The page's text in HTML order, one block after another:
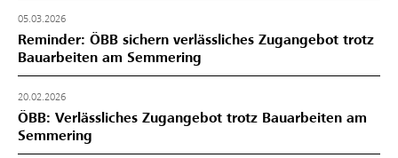
05.03.2026
Reminder: ÖBB sichern verlässliches Zugangebot trotz
Bauarbeiten am Semmering
20.02.2026
ÖBB: Verlässliches Zugangebot trotz Bauarbeiten am
Semmering